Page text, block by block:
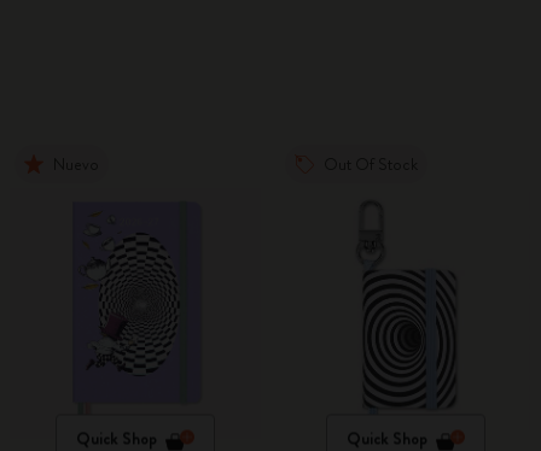
Quick Shop Quick Shop